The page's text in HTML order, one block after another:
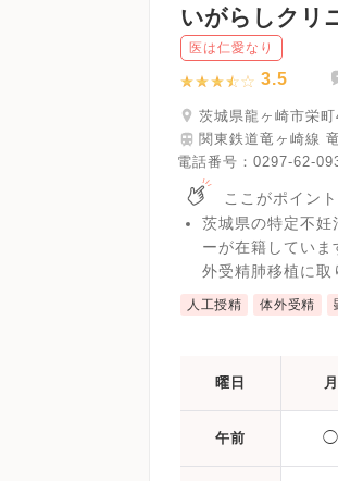
いがらしクリ
医は仁愛なり
3.5
茨城県龍ヶ崎市栄
関東鉄道竜ヶ崎線
電話番号： 0297-62-
ここがポイント
茨城県の特定不妊
ーが在籍してい
外受精肺移植に取
人工授精 体外受精
曜日 月
午前 ◯